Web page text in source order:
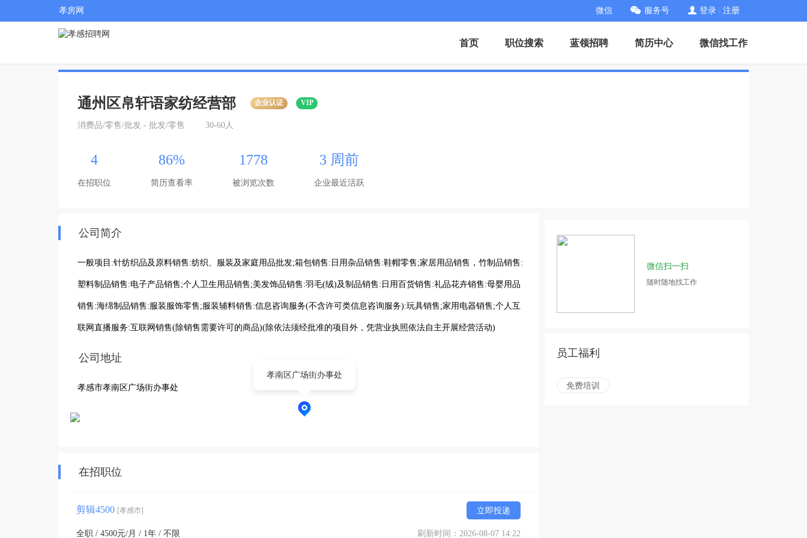
孝房网 微信 服务号 登录 注册
首页 职位搜索 蓝领招聘 简历中心 微信找工作
通州区帛轩语家纺经营部 企业认证 VIP
消费品/零售/批发 - 批发/零售 30-60人
4
在招职位
86%
简历查看率
1778
被浏览次数
3 周前
企业最近活跃
公司简介
一般项目:针纺织品及原料销售:纺织、服装及家庭用品批发;箱包销售:日用杂品销售:鞋帽零售;家居用品销售，竹制品销售:
塑料制品销售:电子产品销售;个人卫生用品销售;美发饰品销售:羽毛(绒)及制品销售:日用百货销售:礼品花卉销售:母婴用品
销售:海绵制品销售:服装服饰零售;服装辅料销售:信息咨询服务(不含许可类信息咨询服务):玩具销售;家用电器销售;个人互
联网直播服务:互联网销售(除销售需要许可的商品)(除依法须经批准的项目外，凭营业执照依法自主开展经营活动)
公司地址
孝感市孝南区广场街办事处
孝南区广场街办事处
在招职位
剪辑4500 [孝感市] 立即投递
全职 / 4500元/月 / 1年 / 不限 刷新时间：2026-08-07 14:22
微信扫一扫
随时随地找工作
员工福利
免费培训